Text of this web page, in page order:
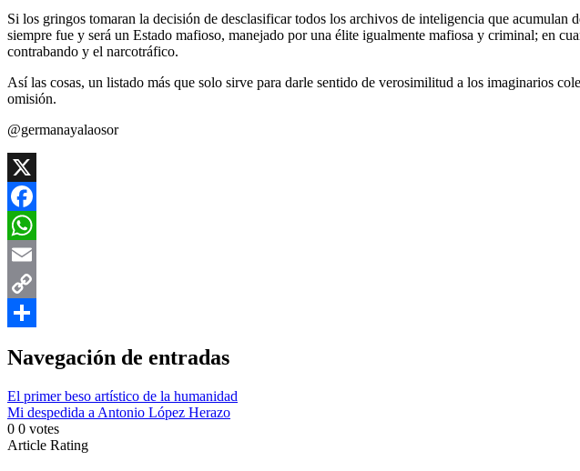
Si los gringos tomaran la decisión de desclasificar todos los archivos de inteligencia que
siempre fue y será un Estado mafioso, manejado por una élite igualmente mafiosa y criminal; en
contrabando y el narcotráfico.
Así las cosas, un listado más que solo sirve para darle sentido de verosimilitud a los imaginarios
omisión.
@germanayalaosor
X
Facebook
WhatsApp
Email
Copy
Navegación de entradas
El primer beso artístico de la humanidad
Mi despedida a Antonio López Herazo
0 0 votes
Article Rating